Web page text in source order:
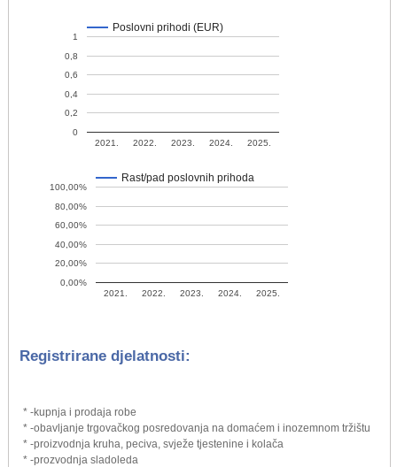
Poslovni prihodi (EUR)
2021. 2022. 2023. 2024. 2025.
0
0,2
0,4
0,6
0,8
1
Rast/pad poslovnih prihoda
2021. 2022. 2023. 2024. 2025.
0,00%
20,00%
40,00%
60,00%
80,00%
100,00%
Registrirane djelatnosti:
* -kupnja i prodaja robe
* -obavljanje trgovačkog posredovanja na domaćem i inozemnom tržištu
* -proizvodnja kruha, peciva, svježe tjestenine i kolača
* -prozvodnja sladoleda